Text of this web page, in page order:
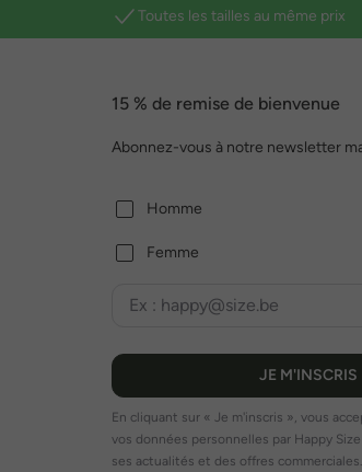
Toutes les tailles au même prix
15 % de remise de bienvenue
Abonnez-vous à notre newsletter
Homme
Femme
JE M'INSCRIS
En cliquant sur « Je m'inscris », vous
vos données personnelles par Happy
ses actualités et des offres commerciales.